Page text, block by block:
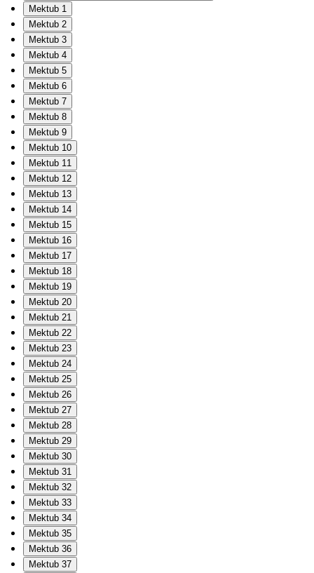
Mektub 1
Mektub 2
Mektub 3
Mektub 4
Mektub 5
Mektub 6
Mektub 7
Mektub 8
Mektub 9
Mektub 10
Mektub 11
Mektub 12
Mektub 13
Mektub 14
Mektub 15
Mektub 16
Mektub 17
Mektub 18
Mektub 19
Mektub 20
Mektub 21
Mektub 22
Mektub 23
Mektub 24
Mektub 25
Mektub 26
Mektub 27
Mektub 28
Mektub 29
Mektub 30
Mektub 31
Mektub 32
Mektub 33
Mektub 34
Mektub 35
Mektub 36
Mektub 37